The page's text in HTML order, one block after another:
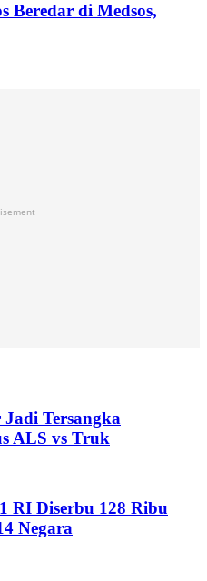
Beredar di Medsos,
Tersangka
ALS vs Truk
RI Diserbu 128 Ribu
Negara